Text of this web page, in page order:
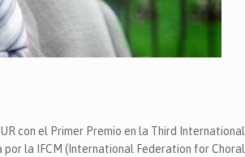
con el Primer Premio en la Third International
la IFCM (International Federation for Choral